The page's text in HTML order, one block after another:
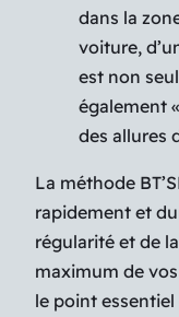
dans la
voiture,
est non
également
des allures
La méthode
rapidement et
régularité et de
maximum de
le point